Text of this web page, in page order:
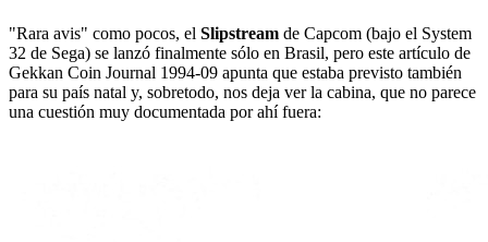
"Rara avis" como pocos, el Slipstream de Capcom (bajo el System
32 de Sega) se lanzó finalmente sólo en Brasil, pero este artículo de
Gekkan Coin Journal 1994-09 apunta que estaba previsto también
para su país natal y, sobretodo, nos deja ver la cabina, que no parece
una cuestión muy documentada por ahí fuera: